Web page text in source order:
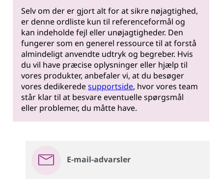
Selv om der er gjort alt for at sikre nøjagtighed,
er denne ordliste kun til referenceformål og
kan indeholde fejl eller unøjagtigheder. Den
fungerer som en generel ressource til at forstå
almindeligt anvendte udtryk og begreber. Hvis
du vil have præcise oplysninger eller hjælp til
vores produkter, anbefaler vi, at du besøger
vores dedikeredesupportside, hvor vores team
står klar til at besvare eventuelle spørgsmål
eller problemer, du måtte have.
E-mail-advarsler